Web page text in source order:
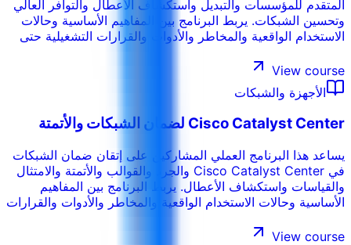
المتقدم للمؤسسات والتبديل واستكشاف الأعطال والتوافر العالي
وتحسين الشبكات. يربط البرنامج بين المفاهيم الأساسية وحالات
الاستخدام الواقعية والمخاطر والأدوات والقرارات التشغيلية حتى
تخصيص التدريب حسب القطاع والأنظمة الداخلية ومستوى
المشاركين وأهداف الأداء في المؤسسة.
View course
الأجهزة والشبكات
Cisco Catalyst Center لضمان الشبكات والأتمتة
يساعد هذا البرنامج العملي المشاركين على إتقان ضمان الشبكات
في Cisco Catalyst Center والجرد والقوالب والأتمتة والامتثال
والقياسات واستكشاف الأعطال. يربط البرنامج بين المفاهيم
الأساسية وحالات الاستخدام الواقعية والمخاطر والأدوات والقرارات
العمل. ويمكن تخصيص التدريب حسب القطاع والأنظمة الداخلية
View course